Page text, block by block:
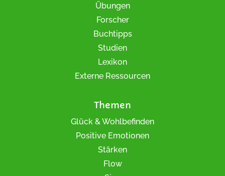
Übungen
Forscher
Buchtipps
Studien
Lexikon
Externe Ressourcen
Themen
Glück & Wohlbefinden
Positive Emotionen
Stärken
Flow